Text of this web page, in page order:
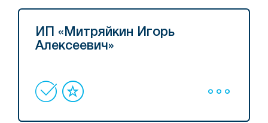
ИП «Митряйкин Игорь
Алексеевич»